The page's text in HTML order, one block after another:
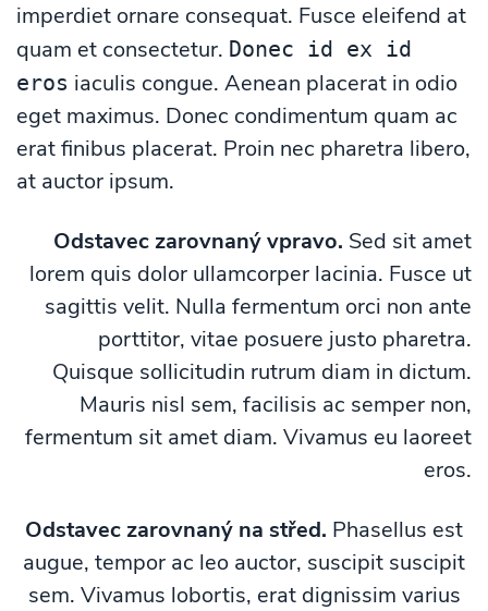
imperdiet ornare consequat. Fusce eleifend at
quam et consectetur. Donec id ex id
eros iaculis congue. Aenean placerat in odio
eget maximus. Donec condimentum quam ac
erat finibus placerat. Proin nec pharetra libero,
at auctor ipsum.
Odstavec zarovnaný vpravo. Sed sit amet
lorem quis dolor ullamcorper lacinia. Fusce ut
sagittis velit. Nulla fermentum orci non ante
porttitor, vitae posuere justo pharetra.
Quisque sollicitudin rutrum diam in dictum.
Mauris nisl sem, facilisis ac semper non,
fermentum sit amet diam. Vivamus eu laoreet
eros.
Odstavec zarovnaný na střed. Phasellus est
augue, tempor ac leo auctor, suscipit suscipit
sem. Vivamus lobortis, erat dignissim varius